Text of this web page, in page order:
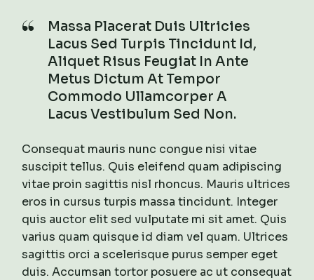
Massa Placerat Duis Ultricies
Lacus Sed Turpis Tincidunt Id,
Aliquet Risus Feugiat In Ante
Metus Dictum At Tempor
Commodo Ullamcorper A
Lacus Vestibulum Sed Non.
Consequat mauris nunc congue nisi vitae
suscipit tellus. Quis eleifend quam adipiscing
vitae proin sagittis nisl rhoncus. Mauris ultrices
eros in cursus turpis massa tincidunt. Integer
quis auctor elit sed vulputate mi sit amet. Quis
varius quam quisque id diam vel quam. Ultrices
sagittis orci a scelerisque purus semper eget
duis. Accumsan tortor posuere ac ut consequat